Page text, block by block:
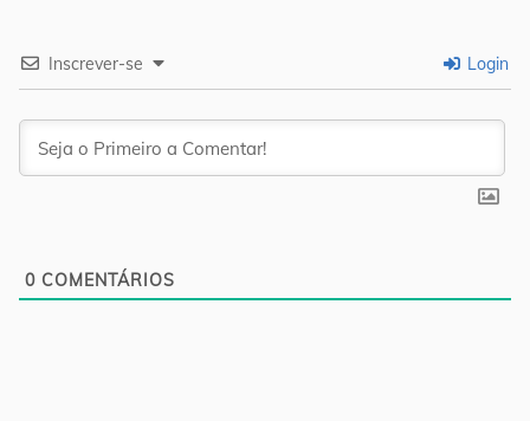
Inscrever-se Login
0 COMENTÁRIOS